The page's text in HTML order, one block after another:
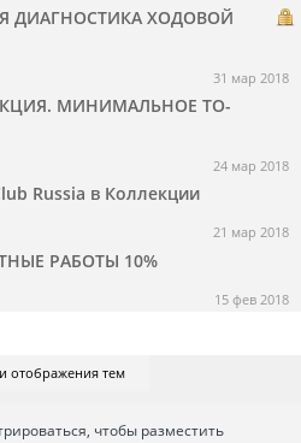
ДИАГНОСТИКА ХОДОВОЙ
31 мар 2018
МИНИМАЛЬНОЕ ТО-
24 мар 2018
Russia в Коллекции
21 мар 2018
РАБОТЫ 10%
15 фев 2018
отображения тем
чтобы разместить